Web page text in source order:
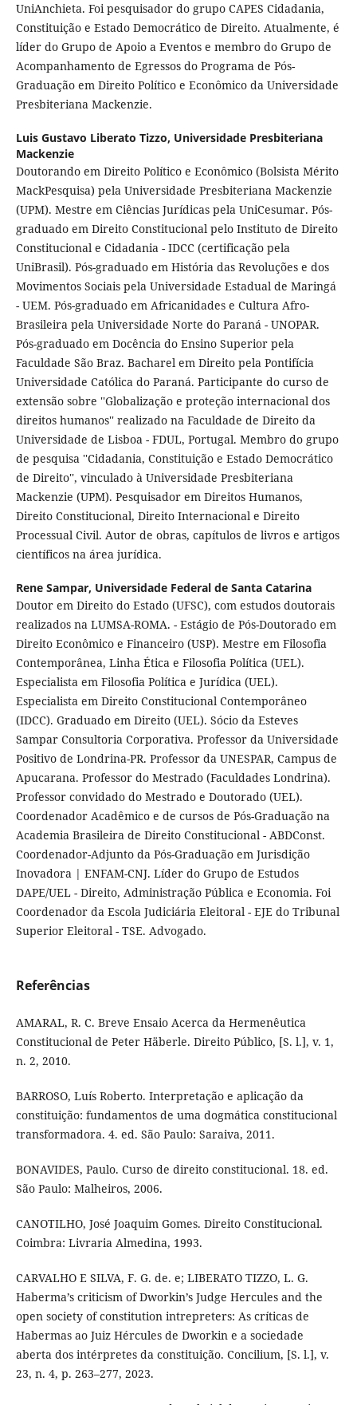
UniAnchieta. Foi pesquisador do grupo CAPES Cidadania,
Constituição e Estado Democrático de Direito. Atualmente, é
líder do Grupo de Apoio a Eventos e membro do Grupo de
Acompanhamento de Egressos do Programa de Pós-
Graduação em Direito Político e Econômico da Universidade
Presbiteriana Mackenzie.
Luis Gustavo Liberato Tizzo, Universidade Presbiteriana
Mackenzie
Doutorando em Direito Político e Econômico (Bolsista Mérito
MackPesquisa) pela Universidade Presbiteriana Mackenzie
(UPM). Mestre em Ciências Jurídicas pela UniCesumar. Pós-
graduado em Direito Constitucional pelo Instituto de Direito
Constitucional e Cidadania - IDCC (certificação pela
UniBrasil). Pós-graduado em História das Revoluções e dos
Movimentos Sociais pela Universidade Estadual de Maringá
- UEM. Pós-graduado em Africanidades e Cultura Afro-
Brasileira pela Universidade Norte do Paraná - UNOPAR.
Pós-graduado em Docência do Ensino Superior pela
Faculdade São Braz. Bacharel em Direito pela Pontifícia
Universidade Católica do Paraná. Participante do curso de
extensão sobre ''Globalização e proteção internacional dos
direitos humanos'' realizado na Faculdade de Direito da
Universidade de Lisboa - FDUL, Portugal. Membro do grupo
de pesquisa ''Cidadania, Constituição e Estado Democrático
de Direito'', vinculado à Universidade Presbiteriana
Mackenzie (UPM). Pesquisador em Direitos Humanos,
Direito Constitucional, Direito Internacional e Direito
Processual Civil. Autor de obras, capítulos de livros e artigos
científicos na área jurídica.
Rene Sampar, Universidade Federal de Santa Catarina
Doutor em Direito do Estado (UFSC), com estudos doutorais
realizados na LUMSA-ROMA. - Estágio de Pós-Doutorado em
Direito Econômico e Financeiro (USP). Mestre em Filosofia
Contemporânea, Linha Ética e Filosofia Política (UEL).
Especialista em Filosofia Política e Jurídica (UEL).
Especialista em Direito Constitucional Contemporâneo
(IDCC). Graduado em Direito (UEL). Sócio da Esteves
Sampar Consultoria Corporativa. Professor da Universidade
Positivo de Londrina-PR. Professor da UNESPAR, Campus de
Apucarana. Professor do Mestrado (Faculdades Londrina).
Professor convidado do Mestrado e Doutorado (UEL).
Coordenador Acadêmico e de cursos de Pós-Graduação na
Academia Brasileira de Direito Constitucional - ABDConst.
Coordenador-Adjunto da Pós-Graduação em Jurisdição
Inovadora | ENFAM-CNJ. Líder do Grupo de Estudos
DAPE/UEL - Direito, Administração Pública e Economia. Foi
Coordenador da Escola Judiciária Eleitoral - EJE do Tribunal
Superior Eleitoral - TSE. Advogado.
Referências
AMARAL, R. C. Breve Ensaio Acerca da Hermenêutica
Constitucional de Peter Häberle. Direito Público, [S. l.], v. 1,
n. 2, 2010.
BARROSO, Luís Roberto. Interpretação e aplicação da
constituição: fundamentos de uma dogmática constitucional
transformadora. 4. ed. São Paulo: Saraiva, 2011.
BONAVIDES, Paulo. Curso de direito constitucional. 18. ed.
São Paulo: Malheiros, 2006.
CANOTILHO, José Joaquim Gomes. Direito Constitucional.
Coimbra: Livraria Almedina, 1993.
CARVALHO E SILVA, F. G. de. e; LIBERATO TIZZO, L. G.
Haberma’s criticism of Dworkin’s Judge Hercules and the
open society of constitution intrepreters: As críticas de
Habermas ao Juiz Hércules de Dworkin e a sociedade
aberta dos intérpretes da constituição. Concilium, [S. l.], v.
23, n. 4, p. 263–277, 2023.